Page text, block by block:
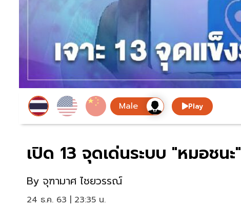
Play
เปิด 13 จุดเด่นระบบ "หมอชนะ"
By จุฑามาศ ไชยวรรณ์
24 ธ.ค. 63 | 23:35 น.